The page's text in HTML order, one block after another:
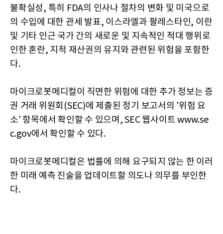
불확실성, 특히 FDA의 인사나 절차의 변화 및 미국으로
의 수입에 대한 관세 발표, 이스라엘과 팔레스타인, 이란
및 기타 인근 국가 간의 새로운 및 지속적인 적대 행위로
인한 혼란, 지적 재산권의 유지와 관련된 위험을 포함한
다.
마이크로봇메디컬이 직면한 위험에 대한 추가 정보는 증
권 거래 위원회(SEC)에 제출된 정기 보고서의 '위험 요
소' 항목에서 확인할 수 있으며, SEC 웹사이트 www.se
c.gov에서 확인할 수 있다.
마이크로봇메디컬은 법률에 의해 요구되지 않는 한 이러
한 미래 예측 진술을 업데이트할 의도나 의무를 부인한
다.